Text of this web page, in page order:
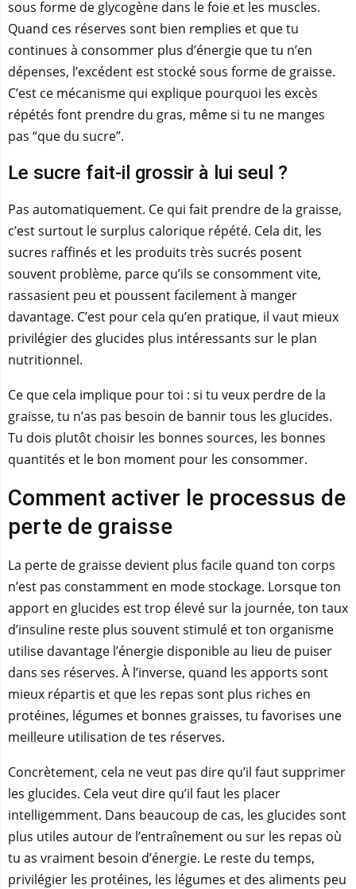
sous forme de glycogène dans le foie et les muscles.
Quand ces réserves sont bien remplies et que tu
continues à consommer plus d’énergie que tu n’en
dépenses, l’excédent est stocké sous forme de graisse.
C’est ce mécanisme qui explique pourquoi les excès
répétés font prendre du gras, même si tu ne manges
pas “que du sucre”.
Le sucre fait-il grossir à lui seul ?
Pas automatiquement. Ce qui fait prendre de la graisse,
c’est surtout le surplus calorique répété. Cela dit, les
sucres raffinés et les produits très sucrés posent
souvent problème, parce qu’ils se consomment vite,
rassasient peu et poussent facilement à manger
davantage. C’est pour cela qu’en pratique, il vaut mieux
privilégier des glucides plus intéressants sur le plan
nutritionnel.
Ce que cela implique pour toi : si tu veux perdre de la
graisse, tu n’as pas besoin de bannir tous les glucides.
Tu dois plutôt choisir les bonnes sources, les bonnes
quantités et le bon moment pour les consommer.
Comment activer le processus de
perte de graisse
La perte de graisse devient plus facile quand ton corps
n’est pas constamment en mode stockage. Lorsque ton
apport en glucides est trop élevé sur la journée, ton taux
d’insuline reste plus souvent stimulé et ton organisme
utilise davantage l’énergie disponible au lieu de puiser
dans ses réserves. À l’inverse, quand les apports sont
mieux répartis et que les repas sont plus riches en
protéines, légumes et bonnes graisses, tu favorises une
meilleure utilisation de tes réserves.
Concrètement, cela ne veut pas dire qu’il faut supprimer
les glucides. Cela veut dire qu’il faut les placer
intelligemment. Dans beaucoup de cas, les glucides sont
plus utiles autour de l’entraînement ou sur les repas où
tu as vraiment besoin d’énergie. Le reste du temps,
privilégier les protéines, les légumes et des aliments peu